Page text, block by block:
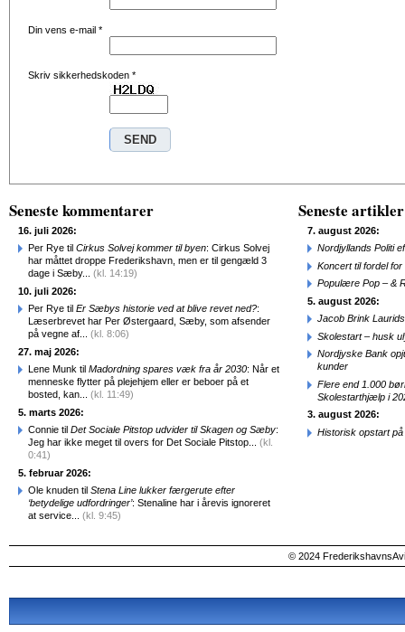
Din vens e-mail *
Skriv sikkerhedskoden *
Seneste kommentarer
16. juli 2026:
Per Rye til Cirkus Solvej kommer til byen: Cirkus Solvej
har måttet droppe Frederikshavn, men er til gengæld 3
dage i Sæby... (kl. 14:19)
10. juli 2026:
Per Rye til Er Sæbys historie ved at blive revet ned?:
Læserbrevet har Per Østergaard, Sæby, som afsender
på vegne af... (kl. 8:06)
27. maj 2026:
Lene Munk til Madordning spares væk fra år 2030: Når et
menneske flytter på plejehjem eller er beboer på et
bosted, kan... (kl. 11:49)
5. marts 2026:
Connie til Det Sociale Pitstop udvider til Skagen og Sæby:
Jeg har ikke meget til overs for Det Sociale Pitstop... (kl.
0:41)
5. februar 2026:
Ole knuden til Stena Line lukker færgerute efter
‘betydelige udfordringer’: Stenaline har i årevis ignoreret
at service... (kl. 9:45)
Seneste artikler
7. august 2026:
Nordjyllands Politi
Koncert til fordel
Populære Pop – &
5. august 2026:
Jacob Brink
Skolestart – husk
Nordjyske Bank
kunder
Flere end 1.000
Skolestarthjælp i
3. august 2026:
Historisk opstart
© 2024